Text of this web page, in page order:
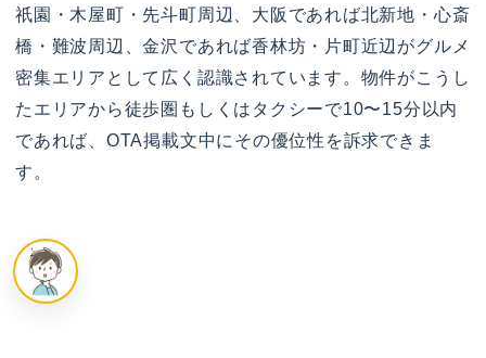
祇園・木屋町・先斗町周辺、大阪であれば北新地・心斎
橋・難波周辺、金沢であれば香林坊・片町近辺がグルメ
密集エリアとして広く認識されています。物件がこうし
たエリアから徒歩圏もしくはタクシーで10〜15分以内
であれば、OTA掲載文中にその優位性を訴求できま
す。